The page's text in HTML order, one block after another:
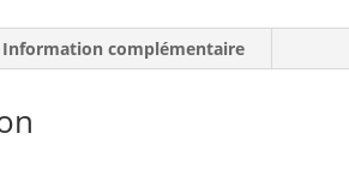
Information complémentaire